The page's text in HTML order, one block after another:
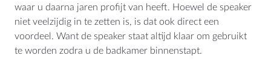
waar u daarna jaren profijt van heeft. Hoewel de speaker
niet veelzijdig in te zetten is, is dat ook direct een
voordeel. Want de speaker staat altijd klaar om gebruikt
te worden zodra u de badkamer binnenstapt.